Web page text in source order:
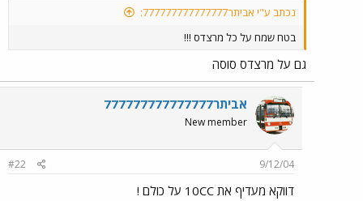
נכתב ע"י אביתר777777777777777:
בטח שמח על כל מרצדס !!!
גם על מרצדס סוסה
אביתר777777777777777
New member
9/12/04
#22
דווקא מעדיף את 10CC על כולם !